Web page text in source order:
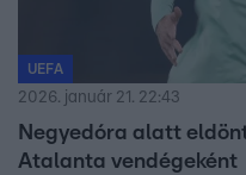
UEFA
2026. január 21. 22:43
Negyedóra alatt
Atalanta vendégeként